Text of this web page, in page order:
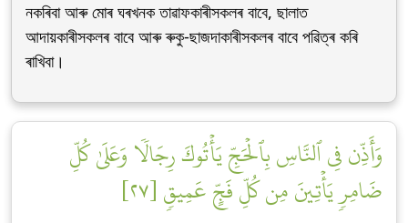
নকৰিবা আৰু মোৰ ঘৰখনক তাৱাফকাৰীসকলৰ বাবে, ছালাত
আদায়কাৰীসকলৰ বাবে আৰু ৰুকু-ছাজদাকাৰীসকলৰ বাবে পৱিত্ৰ কৰি
ৰাখিবা।
وَأَذِّن فِي ٱلنَّاسِ بِٱلۡحَجِّ يَأۡتُوكَ رِجَالٗا وَعَلَىٰ كُلِّ
ضَامِرٖ يَأۡتِينَ مِن كُلِّ فَجٍّ عَمِيقٖ [٢٧]